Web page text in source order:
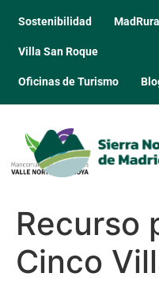
Sostenibilidad MadRural
Villa San Roque
Oficinas de Turismo
Recurso
Cinco